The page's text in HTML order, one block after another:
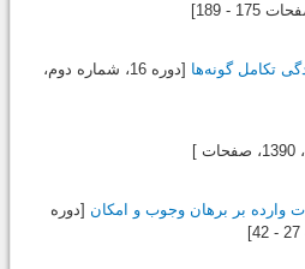
175 - 189]
تکامل گونه‌ها [دوره 16، شماره دوم،
1390، صفحات ]
وارده بر برهان وجوب و امکان [دوره